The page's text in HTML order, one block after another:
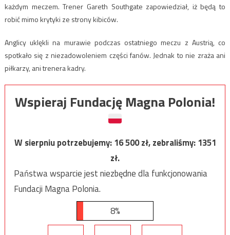
każdym meczem. Trener Gareth Southgate zapowiedział, iż będą to
robić mimo krytyki ze strony kibiców.
Anglicy uklękli na murawie podczas ostatniego meczu z Austrią, co
spotkało się z niezadowoleniem części fanów. Jednak to nie zraża ani
piłkarzy, ani trenera kadry.
Wspieraj Fundację Magna Polonia!
W sierpniu potrzebujemy:16 500zł, zebraliśmy:1351
zł.
Państwa wsparcie jest niezbędne dla funkcjonowania
Fundacji Magna Polonia.
8%